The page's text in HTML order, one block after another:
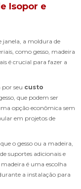
Isopor e
janela, a moldura de
como gesso, madeira
é crucial para fazer a
seu custo
que podem ser
opção econômica sem
em projetos de
o gesso ou a madeira,
suportes adicionais e
é uma escolha
a instalação para